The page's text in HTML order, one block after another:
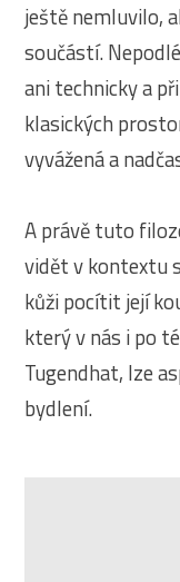
ještě nemluvilo,
součástí.
ani technicky a
klasických
vyvážená a
A právě tuto
vidět v kontextu
kůži pocítit její
který v nás i po
Tugendhat, lze
bydlení.